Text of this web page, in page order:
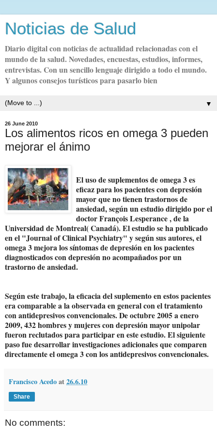
Noticias de Salud
Diario digital con noticias de actualidad relacionadas con el
mundo de la salud. Novedades, encuestas, estudios, informes,
entrevistas. Con un sencillo lenguaje dirigido a todo el mundo.
Y algunos consejos turísticos para pasarlo bien
▼
26 June 2010
Los alimentos ricos en omega 3 pueden
mejorar el ánimo
El uso de suplementos de omega 3 es
eficaz para los pacientes con depresión
mayor que no tienen trastornos de
ansiedad, según un estudio dirigido por el
doctor François Lesperance , de la
Universidad de Montreal( Canadá). El estudio se ha publicado
en el "Journal of Clinical Psychiatry" y según sus autores, el
omega 3 mejora los síntomas de depresión en los pacientes
diagnosticados con depresión no acompañados por un
trastorno de ansiedad.
Según este trabajo, la eficacia del suplemento en estos pacientes
era comparable a la observada en general con el tratamiento
con antidepresivos convencionales. De octubre 2005 a enero
2009, 432 hombres y mujeres con depresión mayor unipolar
fueron reclutados para participar en este estudio. El siguiente
paso fue desarrollar investigaciones adicionales que comparen
directamente el omega 3 con los antidepresivos convencionales.
Francisco Acedoat26.6.10
Share
No comments: